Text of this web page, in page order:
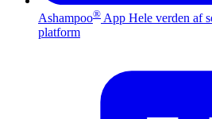
Ashampoo® App Hele verden af
platform